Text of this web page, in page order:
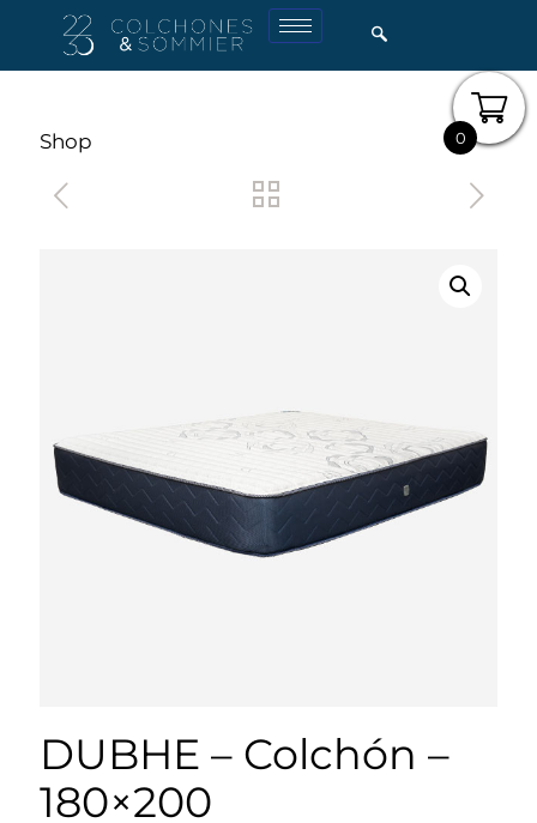
Shop
DUBHE – Colchón –
180×200
0